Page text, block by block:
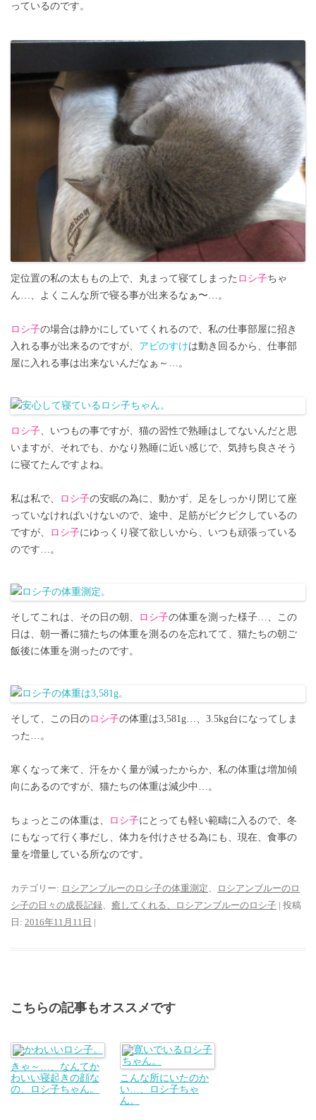
っているのです。
定位置の私の太ももの上で、丸まって寝てしまった ロシ子ちゃ
ん…、よくこんな所で寝る事が出来るなぁ〜…。
ロシ子の場合は静かにしていてくれるので、私の仕事部屋に招き
入れる事が出来るのですが、 アビのすけは動き回るから、仕事部
屋に入れる事は出来ないんだなぁ～…。
ロシ子 、いつもの事ですが、猫の習性で熟睡はしてないんだと思
いますが、それでも、かなり熟睡に近い感じで、気持ち良さそう
に寝てたんですよね。
私は私で、 ロシ子の安眠の為に、動かず、足をしっかり閉じて座
っていなければいけないので、途中、足筋がピクピクしているの
ですが、
ロシ子にゆっくり寝て欲しいから、いつも頑張っている
のです…。
そしてこれは、その日の朝、 ロシ子の体重を測った様子…、この
日は、朝一番に猫たちの体重を測るのを忘れてて、猫たちの朝ご
飯後に体重を測ったのです。
そして、この日のロシ子の体重は3,581g…、3.5kg台になってしま
った…。
寒くなって来て、汗をかく量が減ったからか、私の体重は増加傾
向にあるのですが、猫たちの体重は減少中…。
ちょっとこの体重は、 ロシ子にとっても軽い範疇に入るので、冬
にもなって行く事だし、体力を付けさせる為にも、現在、食事の
量を増量している所なのです。
カテゴリー: ロシアンブルーのロシ子の体重測定
ロシアンブルーのロ
シ子の日々の成長記録
癒してくれる、ロシアンブルーのロシ子 | 投稿
日: 2016年11月11日 |
こちらの記事もオススメです
きゃ～…、なんてか
わいい寝起きの顔な
の、ロシ子ちゃん。
こんな所にいたのか
い…、ロシ子ちゃ
ん。